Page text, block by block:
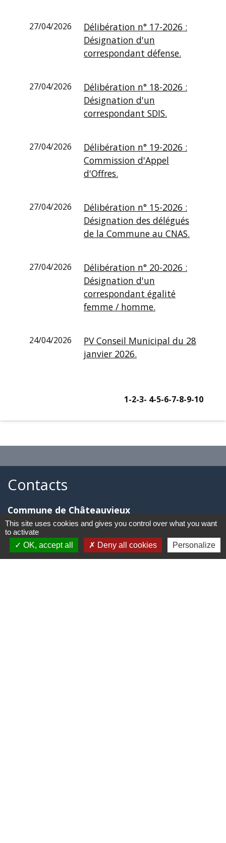
27/04/2026
Délibération n° 17-2026 :
Désignation d'un
correspondant défense.
27/04/2026
Délibération n° 18-2026 :
Désignation d'un
correspondant SDIS.
27/04/2026
Délibération n° 19-2026 :
Commission d'Appel
d'Offres.
27/04/2026
Délibération n° 15-2026 :
Désignation des délégués
de la Commune au CNAS.
27/04/2026
Délibération n° 20-2026 :
Désignation d'un
correspondant égalité
femme / homme.
24/04/2026
PV Conseil Municipal du 28
janvier 2026.
1-2-3- 4-5-6-7-8-9-10
Contacts
Commune de Châteauvieux
155 Espace Roger Boyer
05000 Châteauvieux - FRANCE
+33 4 92 54 12 13
This site uses cookies and gives you control over what you want
to activate
OK, accept all
Deny all cookies Personalize